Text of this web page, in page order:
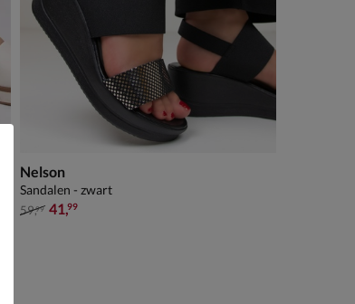
Nelson
Sandalen - zwart
van € 59,99 voor € 41,99
59,99 41,99